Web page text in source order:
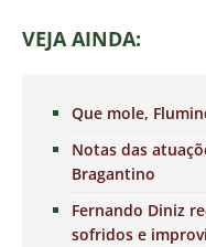
VEJA AINDA:
Que mole,
Notas das
Bragantino
Fernando Diniz
sofridos e